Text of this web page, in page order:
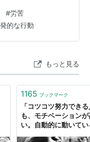
の園エデンに置か
と想像しますが、
、植物の園エデン追
ているのですが、
#労苦
的な行動
もっと見る
1165 ブックマーク
「コツコツ努力でき
も、モチベーション
い。自動的に動いて